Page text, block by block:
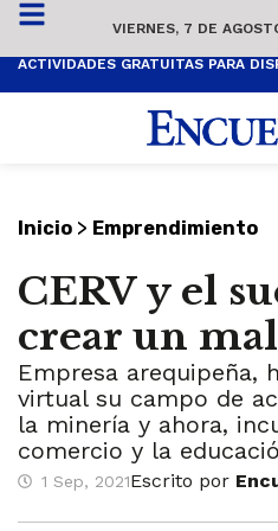
VIERNES, 7 DE
Inicio > Emprendimiento
CERV y el
crear un
Empresa arequipeña,
virtual su campo de
la minería y ahora,
comercio y la
1 Sep, 2021Escrito por